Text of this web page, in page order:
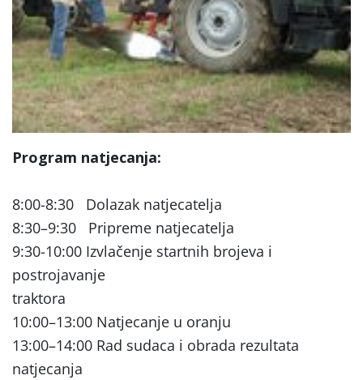
Program natjecanja:
8:00-8:30 Dolazak natjecatelja
8:30–9:30
Pripreme natjecatelja
9:30-10:00 Izvlačenje startnih brojeva i
postrojavanje
traktora
10:00–13:00 Natjecanje u oranju
13:00–14:00 Rad sudaca i obrada rezultata
natjecanja